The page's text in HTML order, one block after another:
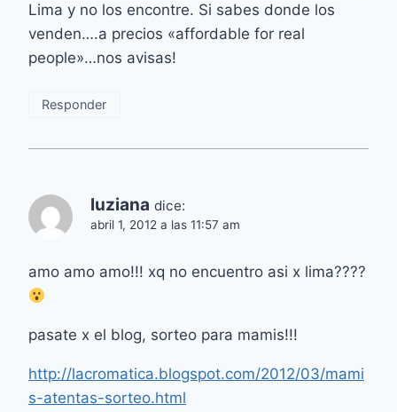
Lima y no los encontre. Si sabes donde los
venden….a precios «affordable for real
people»…nos avisas!
Responder
luziana dice:
abril 1, 2012 a las 11:57 am
amo amo amo!!! xq no encuentro asi x lima????
pasate x el blog, sorteo para mamis!!!
http://lacromatica.blogspot.com/2012/03/mami
s-atentas-sorteo.html